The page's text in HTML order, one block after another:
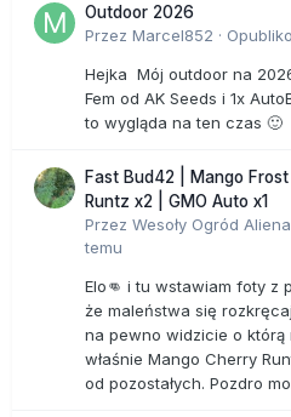
Outdoor 2026
Przez Marcel852 ·
Hejka Mój outdoor na
Fem od AK Seeds i 1x
to wygląda na ten czas 🙂
Fast Bud42 | Mango
Runtz x2 | GMO Auto x1
Przez Wesoły Ogród Aliena
temu
Elo👊 i tu wstawiam foty z
że maleństwa się
na pewno widzicie o którą
właśnie Mango Cherry
od pozostałych. Pozdro